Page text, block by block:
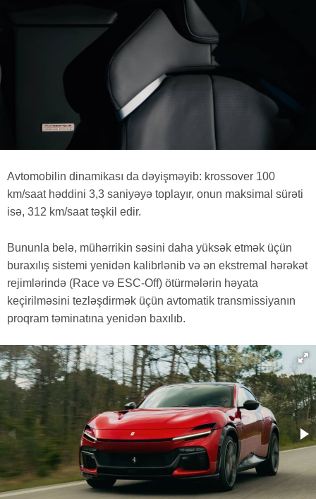
Avtomobilin dinamikası da dəyişməyib: krossover 100
km/saat həddini 3,3 saniyəyə toplayır, onun maksimal sürəti
isə, 312 km/saat təşkil edir.
Bununla belə, mühərrikin səsini daha yüksək etmək üçün
buraxılış sistemi yenidən kalibrlənib və ən ekstremal hərəkət
rejimlərində (Race və ESC-Off) ötürmələrin həyata
keçirilməsini tezləşdirmək üçün avtomatik transmissiyanın
proqram təminatına yenidən baxılıb.